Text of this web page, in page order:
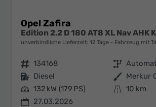
Opel Zafira
Edition 2.2 D 180 AT8 XL Nav AHK
unverbindliche Lieferzeit: 12 Tage Fahrzeug mit
Fahrzeugnr. 134168 Getriebe
Kraftstoff Diesel Außenfarbe Merkur
Leistung 132 kW (179 PS) Kilometerstand 10 km
27.03.2026